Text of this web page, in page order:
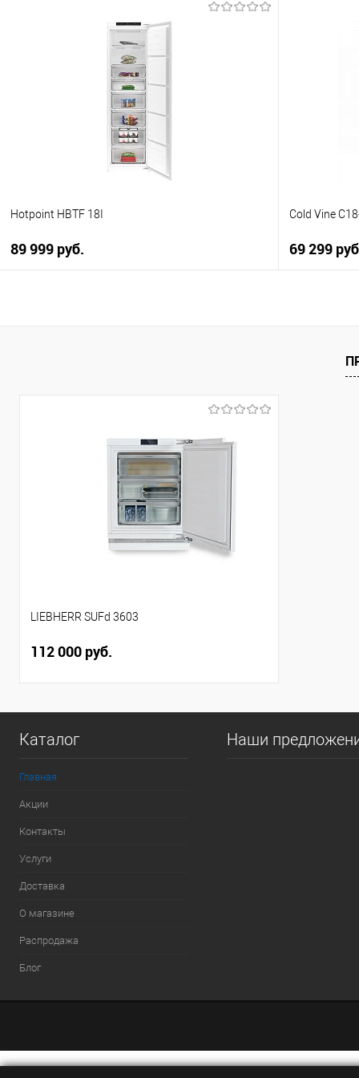
Hotpoint HBTF 18I
89 999 руб.
В наличии
Cold Vine
69 299
К
В
LIEBHERR SUFd 3603
112 000 руб.
Каталог
Главная
Акции
Контакты
Услуги
Доставка
О магазине
Распродажа
Блог
Наши